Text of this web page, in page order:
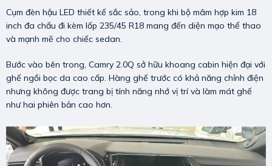
Cụm đèn hậu LED thiết kế sắc sảo, trong khi bộ mâm hợp kim 18
inch đa chấu đi kèm lốp 235/45 R18 mang đến diện mạo thể thao
và mạnh mẽ cho chiếc sedan.
Bước vào bên trong, Camry 2.0Q sở hữu khoang cabin hiện đại với
ghế ngồi bọc da cao cấp. Hàng ghế trước có khả năng chỉnh điện
nhưng không được trang bị tính năng nhớ vị trí và làm mát ghế
như hai phiên bản cao hơn.